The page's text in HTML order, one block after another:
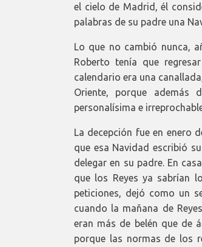
el cielo de Madrid, él
palabras de su padre una
Lo que no cambió nunca,
Roberto tenía que
calendario era una
Oriente, porque además
personalísima e
La decepción fue en enero
que esa Navidad escribió
delegar en su padre. En
que los Reyes ya sabrían
peticiones, dejó como un
cuando la mañana de
eran más de belén que de
porque las normas de los